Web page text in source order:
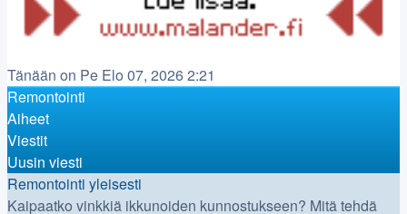
Tänään on Pe Elo 07, 2026 2:21
Remontointi
Aiheet
Viestit
Uusin viesti
Remontointi yleisesti
Kaipaatko vinkkiä ikkunoiden kunnostukseen? Mitä tehdä